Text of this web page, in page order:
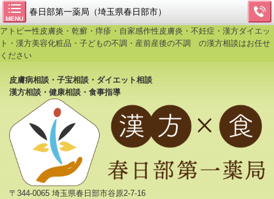
MENU
春日部第一薬局（埼玉県春日部市）
アトピー性皮膚炎・乾癬・痒疹・自家感作性皮膚炎・不妊症・漢方ダイエッ
ト・漢方美容化粧品・子どもの不調・産前産後の不調 の漢方相談はお任せ
ください
皮膚病相談・子宝相談・ダイエット相談
漢方相談・健康相談・食事指導
〒344-0065 埼玉県春日部市谷原2-7-16